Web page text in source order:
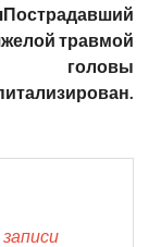
травмой
головы